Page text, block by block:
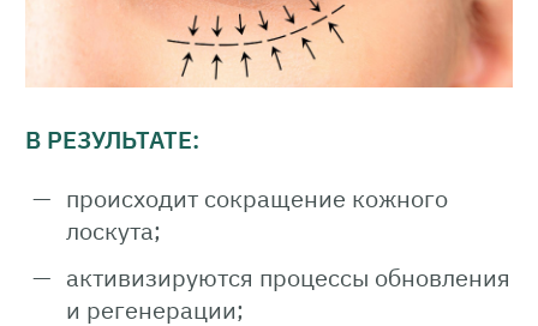
В РЕЗУЛЬТАТЕ:
происходит сокращение кожного
лоскута;
активизируются процессы обновления
и регенерации;